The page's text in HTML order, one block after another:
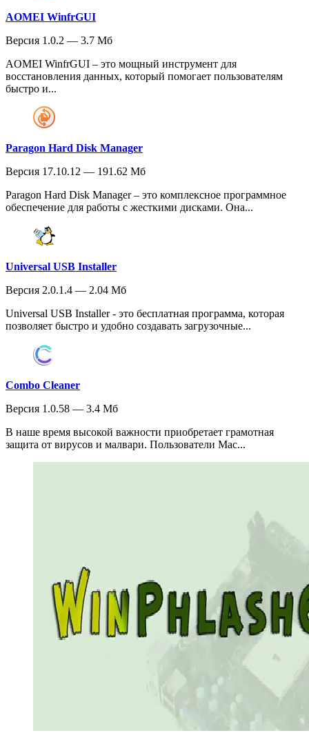
AOMEI WinfrGUI
Версия 1.0.2 — 3.7 Мб
AOMEI WinfrGUI – это мощный инструмент для
восстановления данных, который помогает пользователям
быстро и...
Paragon Hard Disk Manager
Версия 17.10.12 — 191.62 Мб
Paragon Hard Disk Manager – это комплексное программное
обеспечение для работы с жесткими дисками. Она...
Universal USB Installer
Версия 2.0.1.4 — 2.04 Мб
Universal USB Installer - это бесплатная программа, которая
позволяет быстро и удобно создавать загрузочные...
Combo Cleaner
Версия 1.0.58 — 3.4 Мб
В наше время высокой важности приобретает грамотная
защита от вирусов и малвари. Пользователи Mac...